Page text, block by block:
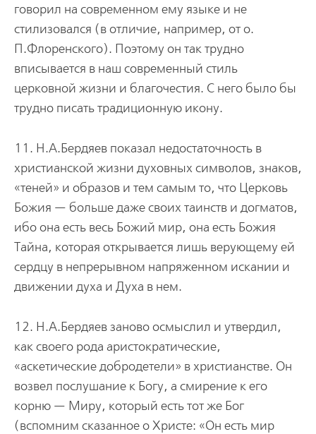
говорил на современном ему языке и не
стилизовался (в отличие, например, от о.
П.Флоренского). Поэтому он так трудно
вписывается в наш современный стиль
церковной жизни и благочестия. С него было бы
трудно писать традиционную икону.
11. Н.А.Бердяев показал недостаточность в
христианской жизни духовных символов, знаков,
«теней» и образов и тем самым то, что Церковь
Божия — больше даже своих таинств и догматов,
ибо она есть весь Божий мир, она есть Божия
Тайна, которая открывается лишь верующему ей
сердцу в непрерывном напряженном искании и
движении духа и Духа в нем.
12. Н.А.Бердяев заново осмыслил и утвердил,
как своего рода аристократические,
«аскетические добродетели» в христианстве. Он
возвел послушание к Богу, а смирение к его
корню — Миру, который есть тот же Бог
(вспомним сказанное о Христе: «Он есть мир